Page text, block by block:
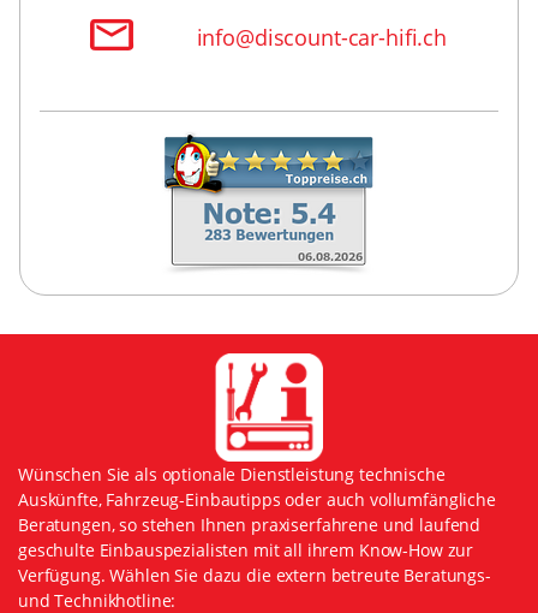
info@discount-car-hifi.ch
Wünschen Sie als optionale Dienstleistung technische
Auskünfte, Fahrzeug-Einbautipps oder auch vollumfängliche
Beratungen, so stehen Ihnen praxiserfahrene und laufend
geschulte Einbauspezialisten mit all ihrem Know-How zur
Verfügung. Wählen Sie dazu die extern betreute Beratungs-
und Technikhotline: